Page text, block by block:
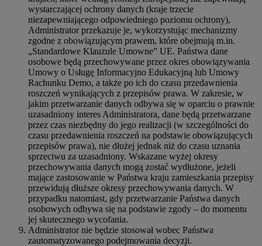
wystarczającej ochrony danych (kraje trzecie
niezapewniającego odpowiedniego poziomu ochrony),
Administrator przekazuje je, wykorzystując mechanizmy
zgodne z obowiązującym prawem, które obejmują m.in.
„Standardowe Klauzule Umowne” UE. Państwa dane
osobowe będą przechowywane przez okres obowiązywania
Umowy o Usługę Informacyjno Edukacyjną lub Umowy
Rachunku Demo, a także po ich do czasu przedawnienia
roszczeń wynikających z przepisów prawa. W zakresie, w
jakim przetwarzanie danych odbywa się w oparciu o prawnie
uzasadniony interes Administratora, dane będą przetwarzane
przez czas niezbędny do jego realizacji (w szczególności do
czasu przedawnienia roszczeń na podstawie obowiązujących
przepisów prawa), nie dłużej jednak niż do czasu uznania
sprzeciwu za uzasadniony. Wskazane wyżej okresy
przechowywania danych mogą zostać wydłużone, jeżeli
mające zastosowanie w Państwa kraju zamieszkania przepisy
przewidują dłuższe okresy przechowywania danych. W
przypadku natomiast, gdy przetwarzanie Państwa danych
osobowych odbywa się na podstawie zgody – do momentu
jej skutecznego wycofania.
Administrator nie będzie stosował wobec Państwa
zautomatyzowanego podejmowania decyzji.